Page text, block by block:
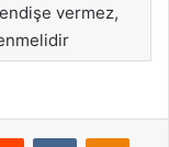
vermez,
Reddit VKontakte